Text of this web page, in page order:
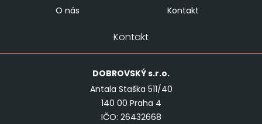
O nás
Kontakt
Kontakt
DOBROVSKÝs.r.o.
Antala Staška 511/40
140 00 Praha 4
IČO: 26432668